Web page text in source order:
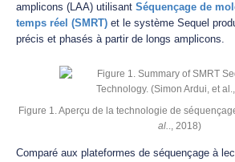
amplicons (LAA) utilisant Séquençage de
temps réel (SMRT) et le système Sequel
précis et phasés à partir de longs amplicons.
Figure 1. Aperçu de la technologie de
al.
., 2018)
Comparé aux plateformes de séquençage à